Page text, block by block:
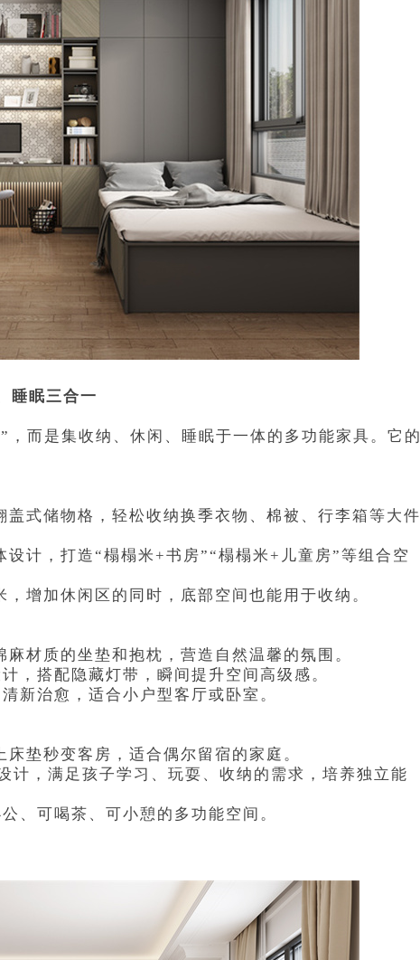
睡眠三合一
而是集收纳、休闲、睡眠于一体的多功能家具。它的
式储物格，轻松收纳换季衣物、棉被、行李箱等大件
计，打造“榻榻米+书房”“榻榻米+儿童房”等组合空
增加休闲区的同时，底部空间也能用于收纳。
材质的坐垫和抱枕，营造自然温馨的氛围。
，搭配隐藏灯带，瞬间提升空间高级感。
新治愈，适合小户型客厅或卧室。
垫秒变客房，适合偶尔留宿的家庭。
计，满足孩子学习、玩耍、收纳的需求，培养独立能
、可喝茶、可小憩的多功能空间。